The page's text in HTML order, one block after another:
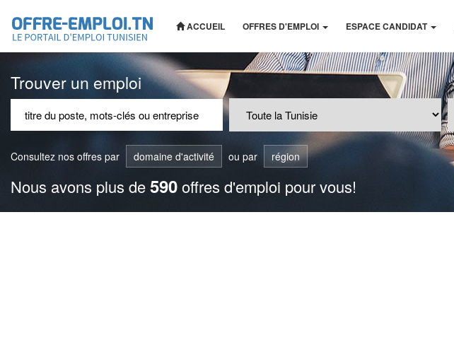
ACCUEIL OFFRES D'EMPLOI ESPACE CANDIDAT
Trouver un emploi
Consultez nos offres par domaine d'activité ou par région
Nous avons plus de590offres d'emploi pour vous!